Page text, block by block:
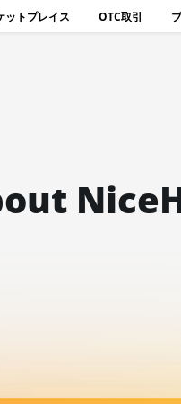
ットプレイス OTC取引